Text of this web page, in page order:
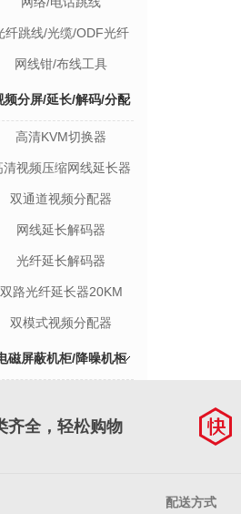
纤跳线/光缆/ODF光纤
网线钳/布线工具
频分屏/延长/解码/分配
器
高清KVM切换器
清视频压缩网线延长器
双通道视频分配器
网线延长解码器
光纤延长解码器
双路光纤延长器20KM
双模式视频分配器
磁屏蔽机柜/降噪机柜
齐全，轻松购物
配送方式